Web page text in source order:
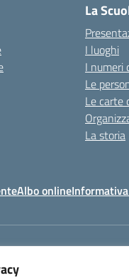
La
I luoghi
I numeri
Le
Le carte
La storia
Albo online